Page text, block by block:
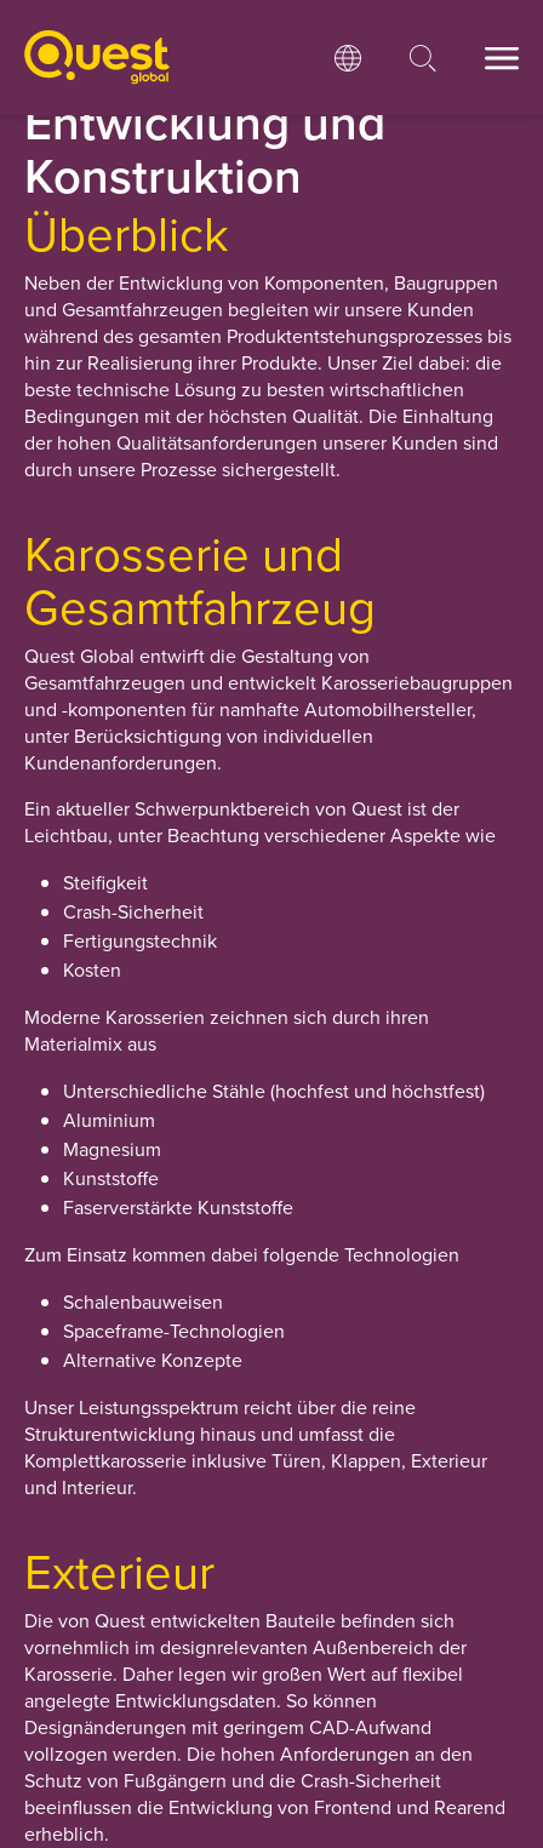
Entwicklung und
Konstruktion
Überblick
Neben der Entwicklung von Komponenten, Baugruppen
und Gesamtfahrzeugen begleiten wir unsere Kunden
während des gesamten Produktentstehungsprozesses bis
hin zur Realisierung ihrer Produkte. Unser Ziel dabei: die
beste technische Lösung zu besten wirtschaftlichen
Bedingungen mit der höchsten Qualität. Die Einhaltung
der hohen Qualitätsanforderungen unserer Kunden sind
durch unsere Prozesse sichergestellt.
Karosserie und
Gesamtfahrzeug
Quest Global entwirft die Gestaltung von
Gesamtfahrzeugen und entwickelt Karosseriebaugruppen
und -komponenten für namhafte Automobilhersteller,
unter Berücksichtigung von individuellen
Kundenanforderungen.
Ein aktueller Schwerpunktbereich von Quest ist der
Leichtbau, unter Beachtung verschiedener Aspekte wie
Steifigkeit
Crash-Sicherheit
Fertigungstechnik
Kosten
Moderne Karosserien zeichnen sich durch ihren
Materialmix aus
Unterschiedliche Stähle (hochfest und höchstfest)
Aluminium
Magnesium
Kunststoffe
Faserverstärkte Kunststoffe
Zum Einsatz kommen dabei folgende Technologien
Schalenbauweisen
Spaceframe-Technologien
Alternative Konzepte
Unser Leistungsspektrum reicht über die reine
Strukturentwicklung hinaus und umfasst die
Komplettkarosserie inklusive Türen, Klappen, Exterieur
und Interieur.
Exterieur
Die von Quest entwickelten Bauteile befinden sich
vornehmlich im designrelevanten Außenbereich der
Karosserie. Daher legen wir großen Wert auf flexibel
angelegte Entwicklungsdaten. So können
Designänderungen mit geringem CAD-Aufwand
vollzogen werden. Die hohen Anforderungen an den
Schutz von Fußgängern und die Crash-Sicherheit
beeinflussen die Entwicklung von Frontend und Rearend
erheblich.